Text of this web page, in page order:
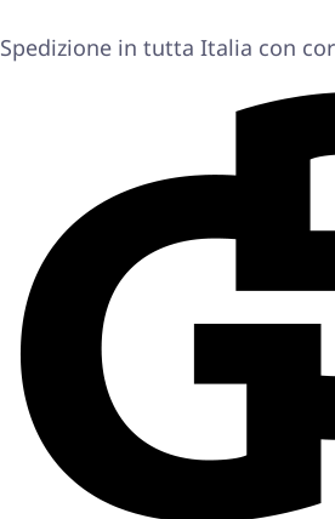
Spedizione in tutta Italia con